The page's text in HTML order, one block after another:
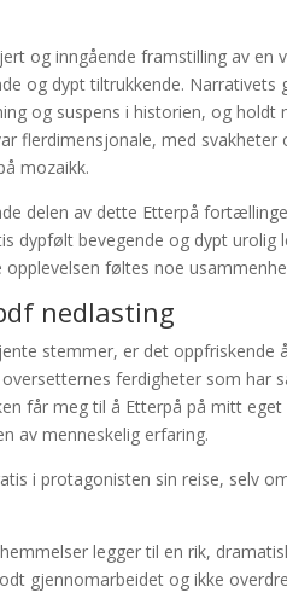
og inngående framstilling av
og dypt tiltrukkende.
og suspens i historien, og
flerdimensjonale, med
mozaikk.
delen av dette Etterpå
dypfølt bevegende og dypt
føltes noe
nedlasting
stemmer, er det oppfriskende
ferdigheter som har
får meg til å Etterpå på mitt
av menneskelig erfaring.
i protagonisten sin reise, selv
legger til en rik,
gjennomarbeidet og ikke